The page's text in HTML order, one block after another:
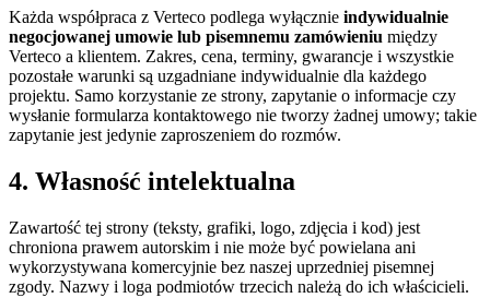
Każda współpraca z Verteco podlega wyłącznie indywidualnie
negocjowanej umowie lub pisemnemu zamówieniu między
Verteco a klientem. Zakres, cena, terminy, gwarancje i wszystkie
pozostałe warunki są uzgadniane indywidualnie dla każdego
projektu. Samo korzystanie ze strony, zapytanie o informacje czy
wysłanie formularza kontaktowego nie tworzy żadnej umowy; takie
zapytanie jest jedynie zaproszeniem do rozmów.
4. Własność intelektualna
Zawartość tej strony (teksty, grafiki, logo, zdjęcia i kod) jest
chroniona prawem autorskim i nie może być powielana ani
wykorzystywana komercyjnie bez naszej uprzedniej pisemnej
zgody. Nazwy i loga podmiotów trzecich należą do ich właścicieli.